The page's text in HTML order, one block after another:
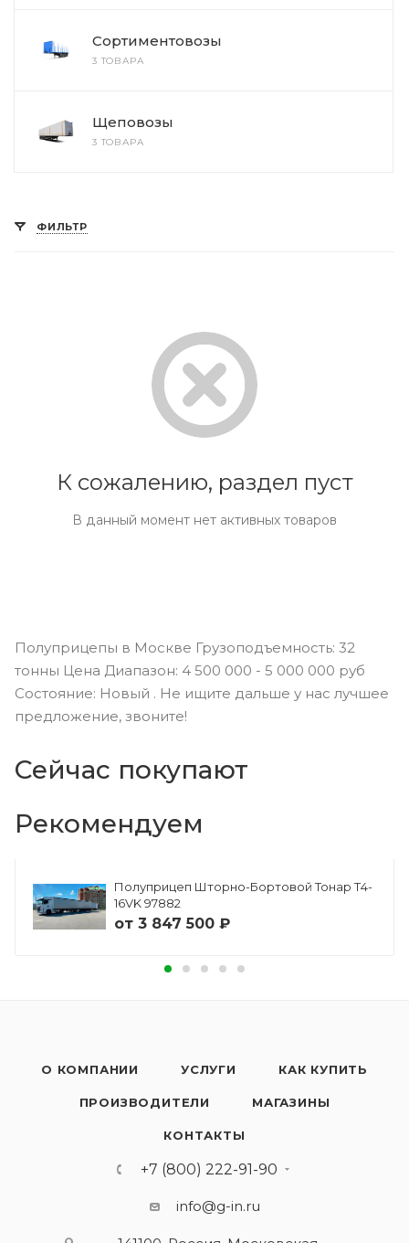
Сортиментовозы
3 ТОВАРА
Щеповозы
3 ТОВАРА
ФИЛЬТР
К сожалению, раздел пуст
В данный момент нет активных товаров
Полуприцепы в Москве Грузоподъемность: 32
тонны Цена Диапазон: 4 500 000 - 5 000 000 руб
Состояние: Новый . Не ищите дальше у нас лучшее
предложение, звоните!
Сейчас покупают
Рекомендуем
Полуприцеп Шторно-Бортовой Тонар Т4-
16VK 97882
от 3 847 500 ₽
О КОМПАНИИ УСЛУГИ КАК КУПИТЬ
ПРОИЗВОДИТЕЛИ МАГАЗИНЫ
КОНТАКТЫ
+7 (800) 222-91-90
info@g-in.ru